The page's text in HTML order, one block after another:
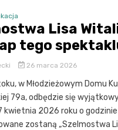
Lisa
tego
26 marca 2026
w Młodzieżowym Domu
79a, odbędzie się
kwietnia 2026 roku o godzinie
zostaną „Szelmostwa